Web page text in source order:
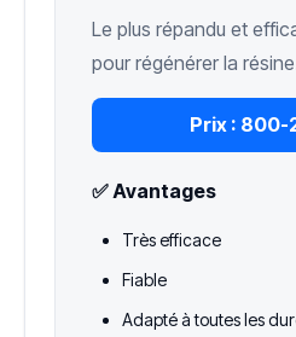
Le plus répandu et
pour régénérer la
Prix : 800-
✅ Avantages
Très efficace
Fiable
Adapté à toutes les